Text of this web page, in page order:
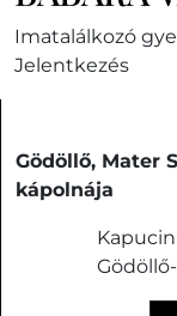
Imatalálkozó
Jelentkezés
Gödöllő, Mater
kápolnája